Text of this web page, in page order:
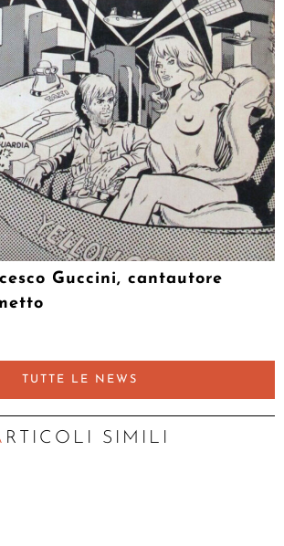
Guccini, cantautore
TUTTE LE NEWS
ARTICOLI SIMILI